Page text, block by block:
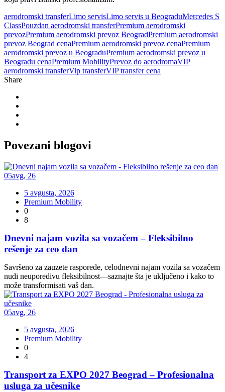
aerodromski transferLimo servisLimo servis u BeograduMercedes S
ClassPouzdan aerodromski transferPremium aerodromski
prevozPremium aerodromski prevoz BeogradPremium aerodromski
prevoz Beograd cenaPremium aerodromski prevoz cenaPremium
aerodromski prevoz u BeograduPremium aerodromski prevoz u
Beogradu cenaPremium MobilityPrevoz do aerodromaVIP
aerodromski transferVip transferVIP transfer cena
Share
Povezani blogovi
05avg, 26
5 avgusta, 2026
Premium Mobility
0
8
Dnevni najam vozila sa vozačem – Fleksibilno
rešenje za ceo dan
Savršeno za zauzete rasporede, celodnevni najam vozila sa vozačem
nudi neuporedivu fleksibilnost—saznajte šta je uključeno i kako to
može transformisati vaš dan.
05avg, 26
5 avgusta, 2026
Premium Mobility
0
4
Transport za EXPO 2027 Beograd – Profesionalna
usluga za učesnike